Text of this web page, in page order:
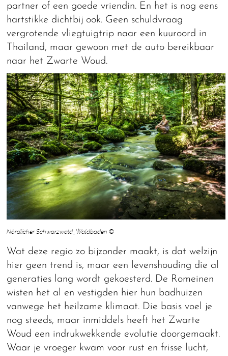
partner of een goede vriendin. En het is nog eens
hartstikke dichtbij ook. Geen schuldvraag
vergrotende vliegtuigtrip naar een kuuroord in
Thailand, maar gewoon met de auto bereikbaar
naar het Zwarte Woud.
Nördlicher Schwarzwald_Waldbaden ©
Wat deze regio zo bijzonder maakt, is dat welzijn
hier geen trend is, maar een levenshouding die al
generaties lang wordt gekoesterd. De Romeinen
wisten het al en vestigden hier hun badhuizen
vanwege het heilzame klimaat. Die basis voel je
nog steeds, maar inmiddels heeft het Zwarte
Woud een indrukwekkende evolutie doorgemaakt.
Waar je vroeger kwam voor rust en frisse lucht,